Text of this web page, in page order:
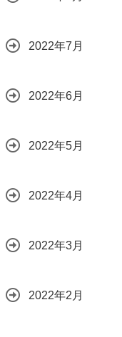
2022年7月
2022年6月
2022年5月
2022年4月
2022年3月
2022年2月